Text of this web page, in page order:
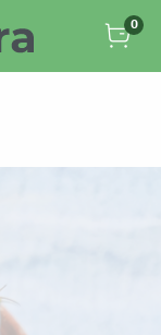
0